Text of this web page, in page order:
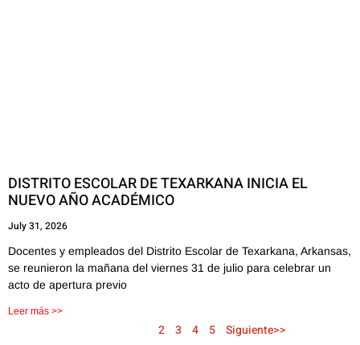
DISTRITO ESCOLAR DE TEXARKANA INICIA EL
NUEVO AÑO ACADÉMICO
July 31, 2026
Docentes y empleados del Distrito Escolar de Texarkana, Arkansas,
se reunieron la mañana del viernes 31 de julio para celebrar un
acto de apertura previo
Leer más >>
2 3 4 5 Siguiente>>